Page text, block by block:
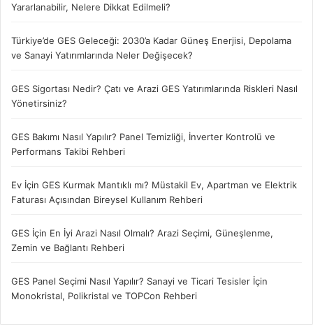
Yararlanabilir, Nelere Dikkat Edilmeli?
Türkiye’de GES Geleceği: 2030’a Kadar Güneş Enerjisi, Depolama
ve Sanayi Yatırımlarında Neler Değişecek?
GES Sigortası Nedir? Çatı ve Arazi GES Yatırımlarında Riskleri Nasıl
Yönetirsiniz?
GES Bakımı Nasıl Yapılır? Panel Temizliği, İnverter Kontrolü ve
Performans Takibi Rehberi
Ev İçin GES Kurmak Mantıklı mı? Müstakil Ev, Apartman ve Elektrik
Faturası Açısından Bireysel Kullanım Rehberi
GES İçin En İyi Arazi Nasıl Olmalı? Arazi Seçimi, Güneşlenme,
Zemin ve Bağlantı Rehberi
GES Panel Seçimi Nasıl Yapılır? Sanayi ve Ticari Tesisler İçin
Monokristal, Polikristal ve TOPCon Rehberi